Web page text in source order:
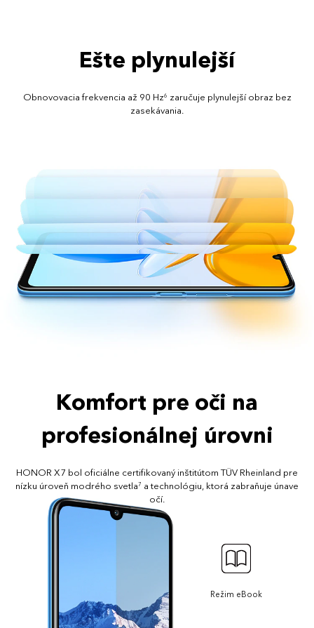
Ešte plynulejší
Obnovovacia frekvencia až 90 Hz6 zaručuje plynulejší obraz bez
zasekávania.
Komfort pre oči na
profesionálnej úrovni
HONOR X7 bol oficiálne certifikovaný inštitútom TÜV Rheinland pre
nízku úroveň modrého svetla7 a technológiu, ktorá zabraňuje únave
očí.
Režim eBook